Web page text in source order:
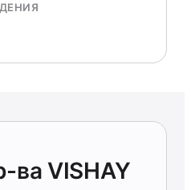
ва VISHAY